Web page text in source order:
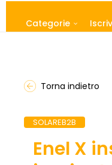
Categorie
Torna indietro
SOLAREB2B
Enel X